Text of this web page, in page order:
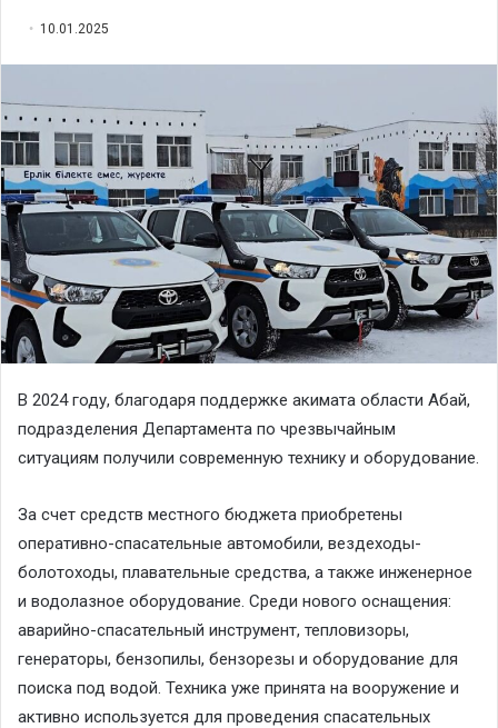
10.01.2025
В 2024 году, благодаря поддержке акимата области Абай,
подразделения Департамента по чрезвычайным
ситуациям получили современную технику и оборудование.
За счет средств местного бюджета приобретены
оперативно-спасательные автомобили, вездеходы-
болотоходы, плавательные средства, а также инженерное
и водолазное оборудование. Среди нового оснащения:
аварийно-спасательный инструмент, тепловизоры,
генераторы, бензопилы, бензорезы и оборудование для
поиска под водой. Техника уже принята на вооружение и
активно используется для проведения спасательных